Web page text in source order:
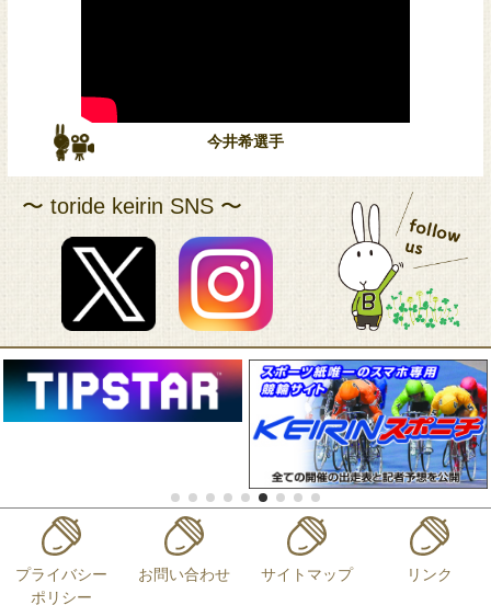
アクセス
今井希選手
〜 toride keirin SNS 〜
プライバシー
ポリシー
お問い合わせ サイトマップ リンク